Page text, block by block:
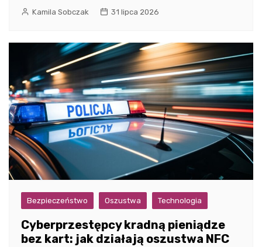
Kamila Sobczak 31 lipca 2026
Bezpieczeństwo Oszustwa Technologia
Cyberprzestępcy kradną pieniądze
bez kart: jak działają oszustwa NFC